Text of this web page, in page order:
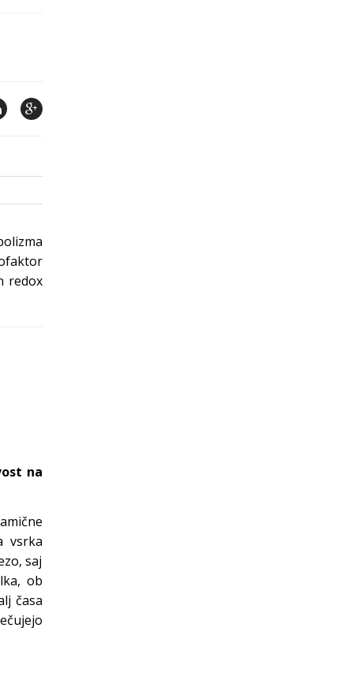
redox
na
vsrka
saj
ob
časa